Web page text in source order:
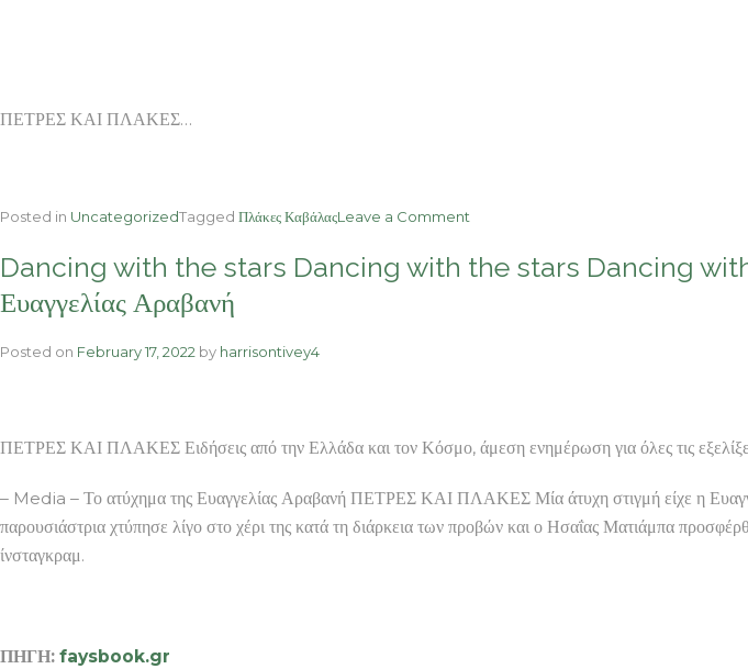
ΠΕΤΡΕΣ ΚΑΙ ΠΛΑΚΕΣ…
Posted in UncategorizedTagged Πλάκες ΚαβάλαςLeave a Comment
Ρόδο
13
το
φυλακισμένο
Dancing with the stars Dancing with the stars Dancing
Ευαγγελίας Αραβανή
Posted on February 17, 2022 by harrisontivey4
ΠΕΤΡΕΣ ΚΑΙ ΠΛΑΚΕΣ Ειδήσεις από την Ελλάδα και τον Κόσμο, άμεση ενημέρωση για όλες τις
– Media – Το ατύχημα της Ευαγγελίας Αραβανή ΠΕΤΡΕΣ ΚΑΙ ΠΛΑΚΕΣ Μία άτυχη στιγμή είχε η
παρουσιάστρια χτύπησε λίγο στο χέρι της κατά τη διάρκεια των προβών και ο Ησαΐας Ματιάμπα
ίνσταγκραμ.
ΠΗΓΗ: faysbook.gr